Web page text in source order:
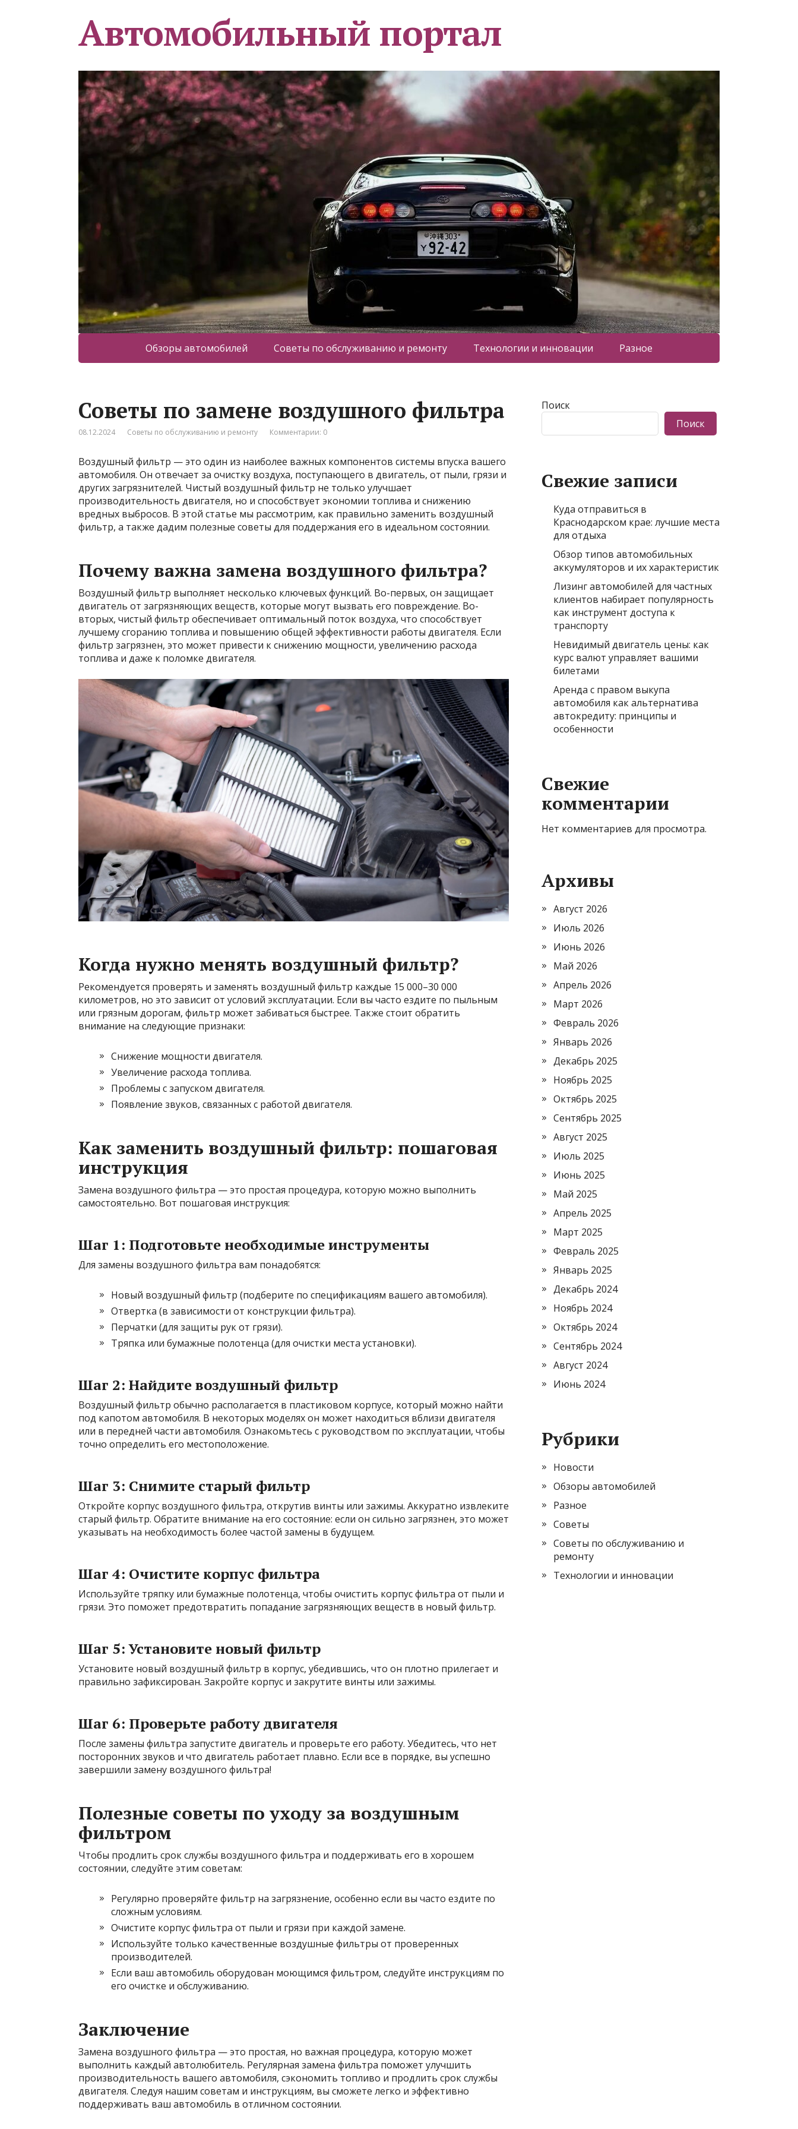
Автомобильный портал
Обзоры автомобилей Советы по обслуживанию и ремонту Технологии и инновации Разное
Советы по замене воздушного фильтра
08.12.2024 Советы по обслуживанию и ремонту Комментарии: 0
Воздушный фильтр — это один из наиболее важных компонентов системы впуска вашего
автомобиля. Он отвечает за очистку воздуха, поступающего в двигатель, от пыли, грязи и
других загрязнителей. Чистый воздушный фильтр не только улучшает
производительность двигателя, но и способствует экономии топлива и снижению
вредных выбросов. В этой статье мы рассмотрим, как правильно заменить воздушный
фильтр, а также дадим полезные советы для поддержания его в идеальном состоянии.
Почему важна замена воздушного фильтра?
Воздушный фильтр выполняет несколько ключевых функций. Во-первых, он защищает
двигатель от загрязняющих веществ, которые могут вызвать его повреждение. Во-
вторых, чистый фильтр обеспечивает оптимальный поток воздуха, что способствует
лучшему сгоранию топлива и повышению общей эффективности работы двигателя. Если
фильтр загрязнен, это может привести к снижению мощности, увеличению расхода
топлива и даже к поломке двигателя.
Когда нужно менять воздушный фильтр?
Рекомендуется проверять и заменять воздушный фильтр каждые 15 000–30 000
километров, но это зависит от условий эксплуатации. Если вы часто ездите по пыльным
или грязным дорогам, фильтр может забиваться быстрее. Также стоит обратить
внимание на следующие признаки:
Снижение мощности двигателя.
Увеличение расхода топлива.
Проблемы с запуском двигателя.
Появление звуков, связанных с работой двигателя.
Как заменить воздушный фильтр: пошаговая
инструкция
Замена воздушного фильтра — это простая процедура, которую можно выполнить
самостоятельно. Вот пошаговая инструкция:
Шаг 1: Подготовьте необходимые инструменты
Для замены воздушного фильтра вам понадобятся:
Новый воздушный фильтр (подберите по спецификациям вашего автомобиля).
Отвертка (в зависимости от конструкции фильтра).
Перчатки (для защиты рук от грязи).
Тряпка или бумажные полотенца (для очистки места установки).
Шаг 2: Найдите воздушный фильтр
Воздушный фильтр обычно располагается в пластиковом корпусе, который можно найти
под капотом автомобиля. В некоторых моделях он может находиться вблизи двигателя
или в передней части автомобиля. Ознакомьтесь с руководством по эксплуатации, чтобы
точно определить его местоположение.
Шаг 3: Снимите старый фильтр
Откройте корпус воздушного фильтра, открутив винты или зажимы. Аккуратно извлеките
старый фильтр. Обратите внимание на его состояние: если он сильно загрязнен, это может
указывать на необходимость более частой замены в будущем.
Шаг 4: Очистите корпус фильтра
Используйте тряпку или бумажные полотенца, чтобы очистить корпус фильтра от пыли и
грязи. Это поможет предотвратить попадание загрязняющих веществ в новый фильтр.
Шаг 5: Установите новый фильтр
Установите новый воздушный фильтр в корпус, убедившись, что он плотно прилегает и
правильно зафиксирован. Закройте корпус и закрутите винты или зажимы.
Шаг 6: Проверьте работу двигателя
После замены фильтра запустите двигатель и проверьте его работу. Убедитесь, что нет
посторонних звуков и что двигатель работает плавно. Если все в порядке, вы успешно
завершили замену воздушного фильтра!
Полезные советы по уходу за воздушным
фильтром
Чтобы продлить срок службы воздушного фильтра и поддерживать его в хорошем
состоянии, следуйте этим советам:
Регулярно проверяйте фильтр на загрязнение, особенно если вы часто ездите по
сложным условиям.
Очистите корпус фильтра от пыли и грязи при каждой замене.
Используйте только качественные воздушные фильтры от проверенных
производителей.
Если ваш автомобиль оборудован моющимся фильтром, следуйте инструкциям по
его очистке и обслуживанию.
Заключение
Замена воздушного фильтра — это простая, но важная процедура, которую может
выполнить каждый автолюбитель. Регулярная замена фильтра поможет улучшить
производительность вашего автомобиля, сэкономить топливо и продлить срок службы
двигателя. Следуя нашим советам и инструкциям, вы сможете легко и эффективно
поддерживать ваш автомобиль в отличном состоянии.
Поиск
Поиск
Свежие записи
Куда отправиться в
Краснодарском крае: лучшие места
для отдыха
Обзор типов автомобильных
аккумуляторов и их характеристик
Лизинг автомобилей для частных
клиентов набирает популярность
как инструмент доступа к
транспорту
Невидимый двигатель цены: как
курс валют управляет вашими
билетами
Аренда с правом выкупа
автомобиля как альтернатива
автокредиту: принципы и
особенности
Свежие
комментарии
Нет комментариев для просмотра.
Архивы
Август 2026
Июль 2026
Июнь 2026
Май 2026
Апрель 2026
Март 2026
Февраль 2026
Январь 2026
Декабрь 2025
Ноябрь 2025
Октябрь 2025
Сентябрь 2025
Август 2025
Июль 2025
Июнь 2025
Май 2025
Апрель 2025
Март 2025
Февраль 2025
Январь 2025
Декабрь 2024
Ноябрь 2024
Октябрь 2024
Сентябрь 2024
Август 2024
Июнь 2024
Рубрики
Новости
Обзоры автомобилей
Разное
Советы
Советы по обслуживанию и
ремонту
Технологии и инновации